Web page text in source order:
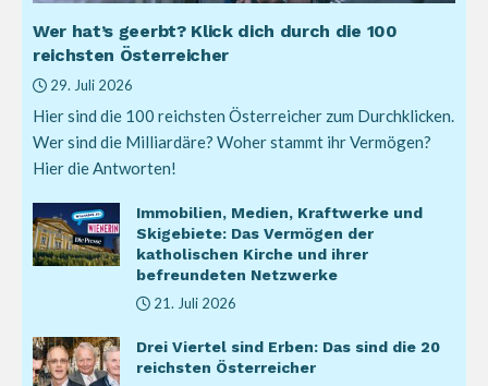
Wer hat’s geerbt? Klick dich durch die 100
reichsten Österreicher
29. Juli 2026
Hier sind die 100 reichsten Österreicher zum Durchklicken.
Wer sind die Milliardäre? Woher stammt ihr Vermögen?
Hier die Antworten!
Immobilien, Medien, Kraftwerke und
Skigebiete: Das Vermögen der
katholischen Kirche und ihrer
befreundeten Netzwerke
21. Juli 2026
Drei Viertel sind Erben: Das sind die 20
reichsten Österreicher